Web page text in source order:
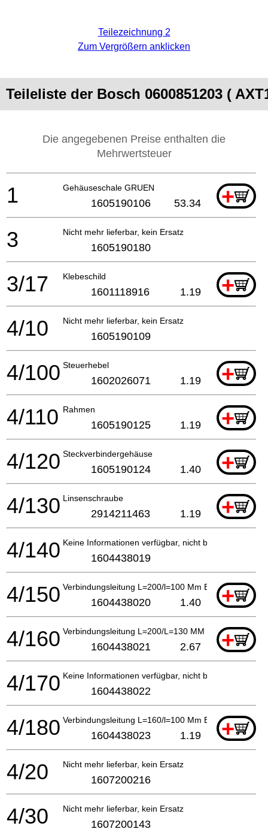
Teilezeichnung 2
Zum Vergrößern anklicken
Teileliste der Bosch 0600851203 (
Die angegebenen Preise enthalten die
Mehrwertsteuer
Gehäuseschale GRUEN +
1 1605190106 53.34
Nicht mehr lieferbar, kein Ersatz
3 1605190180
Klebeschild +
3/17 1601118916 1.19
Nicht mehr lieferbar, kein Ersatz
4/10 1605190109
Steuerhebel +
4/100 1602026071 1.19
Rahmen +
4/110 1605190125 1.19
Steckverbindergehäuse +
4/120 1605190124 1.40
Linsenschraube +
4/130 2914211463 1.19
Keine Informationen verfügbar, nicht bestellbar
4/140 1604438019
Verbindungsleitung L=200/l=100 Mm Blau+
4/150 1604438020 1.40
Verbindungsleitung L=200/L=130 MM SCHWARZ
+
4/160 1604438021 2.67
Keine Informationen verfügbar, nicht bestellbar
4/170 1604438022
Verbindungsleitung L=160/l=100 Mm Blau+
4/180 1604438023 1.19
Nicht mehr lieferbar, kein Ersatz
4/20 1607200216
Nicht mehr lieferbar, kein Ersatz
4/30 1607200143